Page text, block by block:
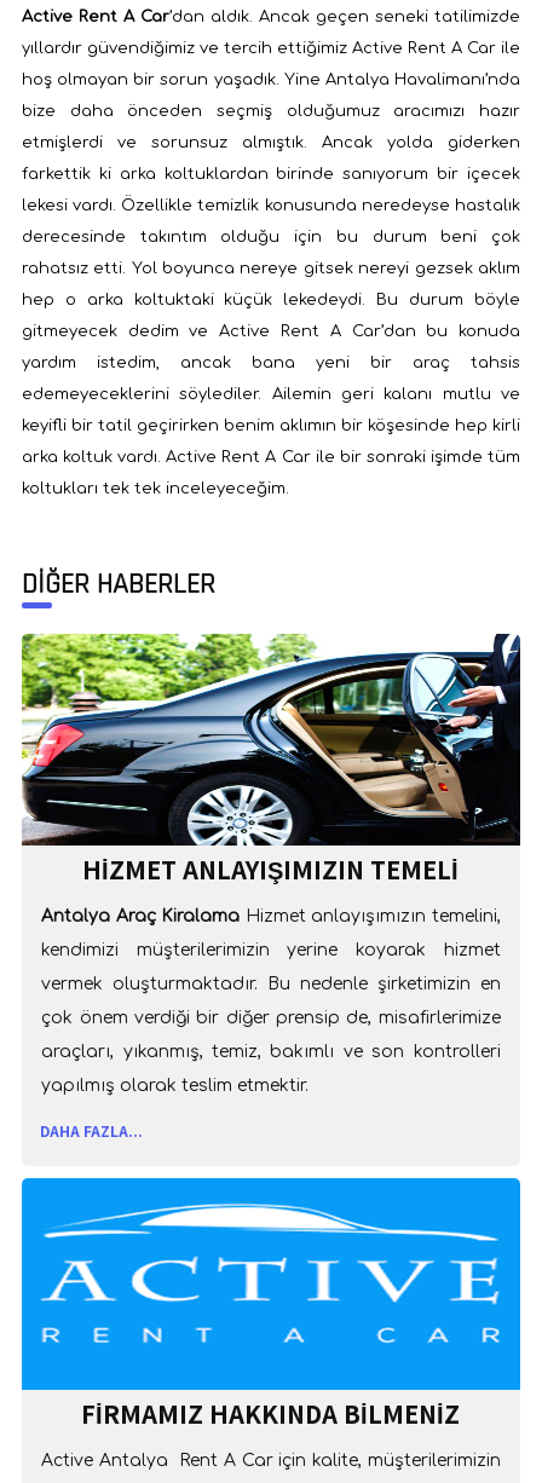
Active Rent A Car’dan aldık. Ancak geçen seneki tatilimizde
yıllardır güvendiğimiz ve tercih ettiğimiz Active Rent A Car ile
hoş olmayan bir sorun yaşadık. Yine Antalya Havalimanı’nda
bize daha önceden seçmiş olduğumuz aracımızı hazır
etmişlerdi ve sorunsuz almıştık. Ancak yolda giderken
farkettik ki arka koltuklardan birinde sanıyorum bir içecek
lekesi vardı. Özellikle temizlik konusunda neredeyse hastalık
derecesinde takıntım olduğu için bu durum beni çok
rahatsız etti. Yol boyunca nereye gitsek nereyi gezsek aklım
hep o arka koltuktaki küçük lekedeydi. Bu durum böyle
gitmeyecek dedim ve Active Rent A Car’dan bu konuda
yardım istedim, ancak bana yeni bir araç tahsis
edemeyeceklerini söylediler. Ailemin geri kalanı mutlu ve
keyifli bir tatil geçirirken benim aklımın bir köşesinde hep kirli
arka koltuk vardı. Active Rent A Car ile bir sonraki işimde tüm
koltukları tek tek inceleyeceğim.
DİĞER HABERLER
HIZMET ANLAYIŞIMIZIN TEMELI
Antalya Araç Kiralama Hizmet anlayışımızın temelini,
kendimizi müşterilerimizin yerine koyarak hizmet
vermek oluşturmaktadır. Bu nedenle şirketimizin en
çok önem verdiği bir diğer prensip de, misafirlerimize
araçları, yıkanmış, temiz, bakımlı ve son kontrolleri
yapılmış olarak teslim etmektir.
DAHA FAZLA...
FIRMAMIZ HAKKINDA BILMENIZ
GEREKENLER
Active Antalya Rent A Car için kalite, müşterilerimizin